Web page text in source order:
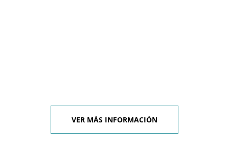
VER MÁS INFORMACIÓN